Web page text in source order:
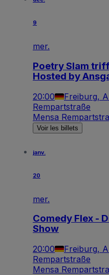
9
mer.
Poetry Slam
Hosted by
20:00 Freiburg,
Rempartstraße
Mensa
Voir les billets
janv.
20
mer.
Comedy Flex -
Show
20:00 Freiburg,
Rempartstraße
Mensa